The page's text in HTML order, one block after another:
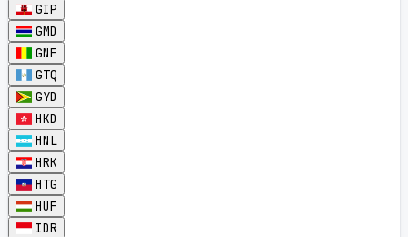
GIP
GMD
GNF
GTQ
GYD
HKD
HNL
HRK
HTG
HUF
IDR